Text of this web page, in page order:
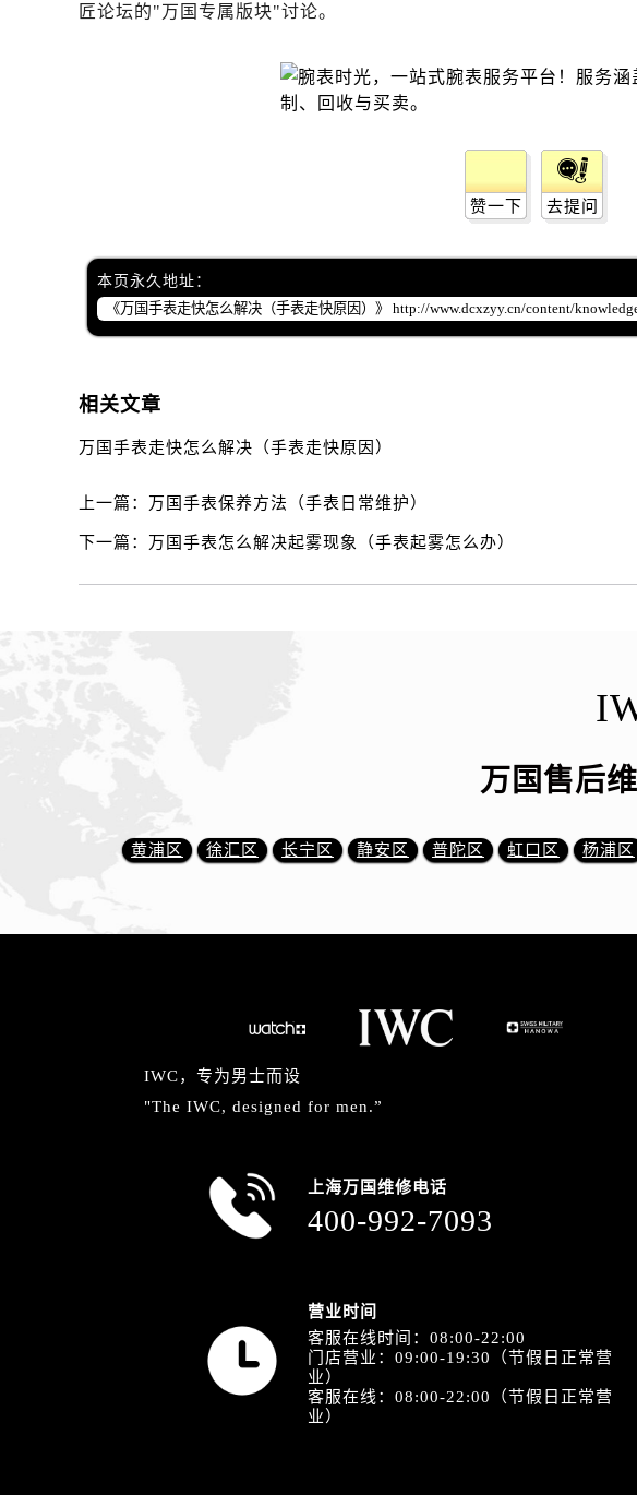
匠论坛的"万国专属版块"讨论。
赞一下 去提问
本页永久地址：
相关文章
万国手表走快怎么解决（手表走快原因）
上一篇： 万国手表保养方法（手表日常维护）
下一篇： 万国手表怎么解决起雾现象（手表起雾怎么办）
万国售后
黄浦区 徐汇区 长宁区 静安区 普陀区 虹口区 杨浦区
IWC，专为男士而设
"The IWC, designed for men.”
上海万国维修电话
400-992-7093
营业时间
客服在线时间：08:00-22:00
门店营业：09:00-19:30（节假日正常营
业）
客服在线：08:00-22:00（节假日正常营
业）